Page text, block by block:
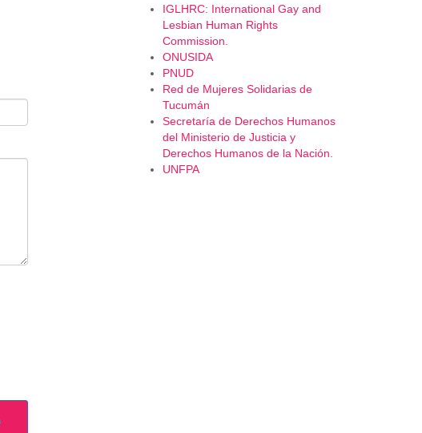
IGLHRC: International Gay and
Lesbian Human Rights
Commission.
ONUSIDA
PNUD
Red de Mujeres Solidarias de
Tucumán
Secretaría de Derechos Humanos
del Ministerio de Justicia y
Derechos Humanos de la Nación.
UNFPA